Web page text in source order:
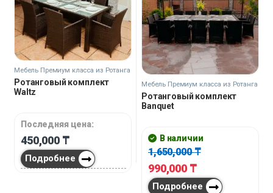
Мебель Премиум класса из Ротанга
Ротанговый комплект
Waltz
Последняя цена:
450,000 ₸
Подробнее
Мебель Премиум класса из Ротанга
Ротанговый комплект
Banquet
В наличии
1,650,000₸
990,000 ₸
Подробнее